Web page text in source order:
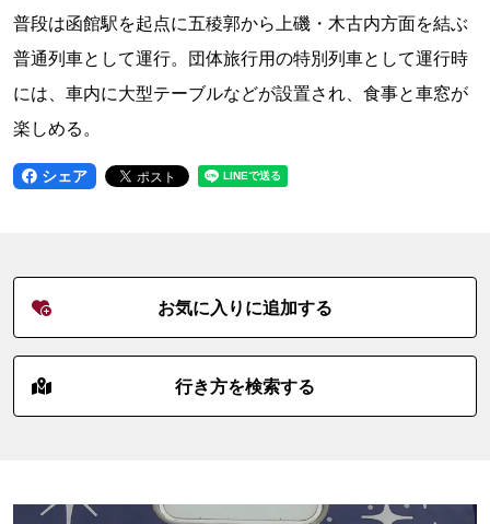
普段は函館駅を起点に五稜郭から上磯・木古内方面を結ぶ
普通列車として運行。団体旅行用の特別列車として運行時
には、車内に大型テーブルなどが設置され、食事と車窓が
楽しめる。
シェア
お気に入りに追加する
行き方を検索する